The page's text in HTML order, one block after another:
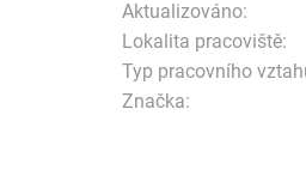
Aktualizováno:
Lokalita pracoviště:
Typ pracovního
Značka: